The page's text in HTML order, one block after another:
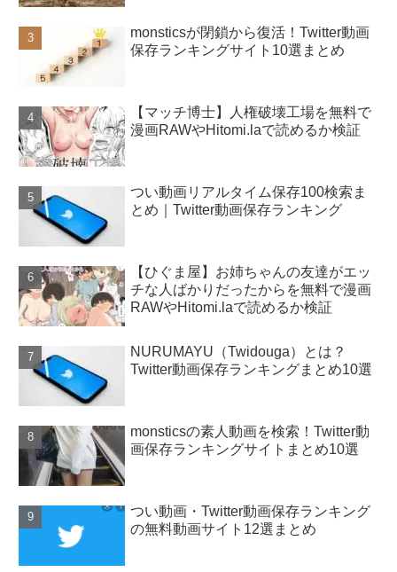
monsticsが閉鎖から復活！Twitter動画
保存ランキングサイト10選まとめ
【マッチ博士】人権破壊工場を無料で
漫画RAWやHitomi.laで読めるか検証
つい動画リアルタイム保存100検索ま
とめ｜Twitter動画保存ランキング
【ひぐま屋】お姉ちゃんの友達がエッ
チな人ばかりだったからを無料で漫画
RAWやHitomi.laで読めるか検証
NURUMAYU（Twidouga）とは？
Twitter動画保存ランキングまとめ10選
monsticsの素人動画を検索！Twitter動
画保存ランキングサイトまとめ10選
つい動画・Twitter動画保存ランキング
の無料動画サイト12選まとめ